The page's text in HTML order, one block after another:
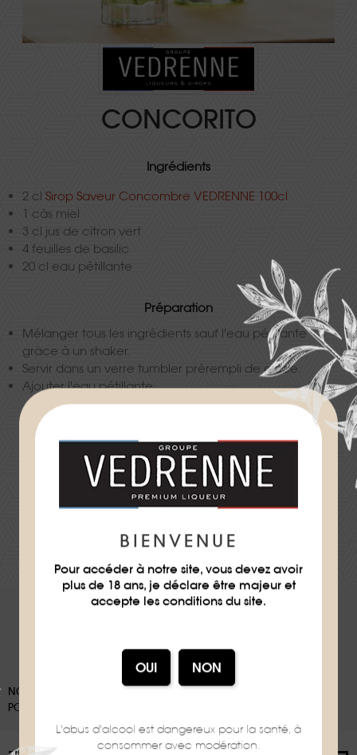
CONCORITO
Ingrédients
2 cl Sirop Saveur Concombre VEDRENNE 100cl
1 càs miel
3 cl jus de citron vert
4 feuilles de basilic
20 cl eau pétillante
Préparation
Mélanger tous les ingrédients sauf l'eau pétillante
grâce à un shaker.
Servir dans un verre tumbler prérempli de glace.
Ajouter l'eau pétillante.
Difficulté
★
TÉLÉCHARGER LA FICHE RECETTE
NOS EMBALLAGES PEUVENT FAIRE L'OBJET D'UNE CONSIGNE DE TRI,
POUR EN SAVOIR PLUS :
BIENVENUE
Pour accéder à notre site, vous devez avoir
plus de 18 ans, je déclare être majeur et
accepte les conditions du site.
L'abus d'alcool est dangereux pour la santé, à
consommer avec modération.